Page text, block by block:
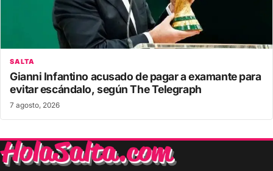
SALTA
Gianni Infantino acusado de pagar a examante para
evitar escándalo, según The Telegraph
7 agosto, 2026